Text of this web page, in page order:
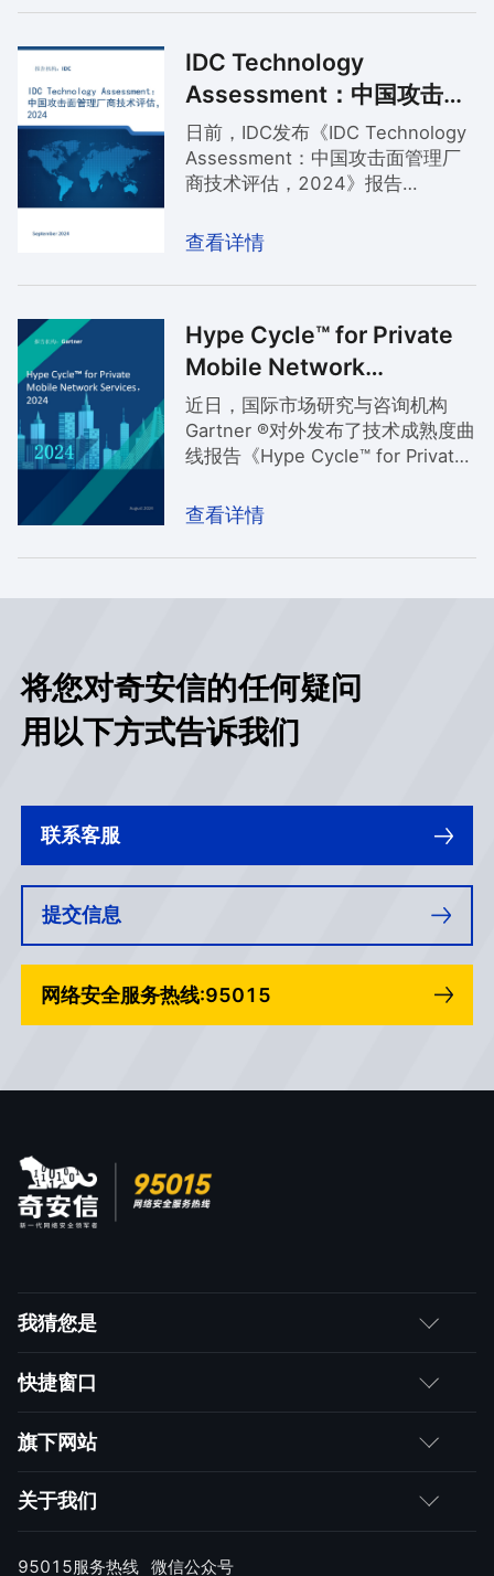
高价值的技术和实践，以保持组织
熟度曲线中，奇安信被列为10个关
键领域的代表供应商（Sample
IDC Technology
Assessment：中国攻击面
管理厂商技术评估，2024
日前，IDC发布《IDC Technology
Assessment：中国攻击面管理厂
商技术评估，2024》报告
9月），从网络资产攻击面管理
(CAASM)、外部攻击面管理、威胁
情报、入侵与攻击模拟（BAS）、
配、平台开放性7个维度进行评
估，奇安信凭借综合实力和技术优
查看详情
Hype Cycle™ for Private
Mobile Network
Services，2024
近日，国际市场研究与咨询机构
Gartner ®对外发布了技术成熟度曲
线报告《Hype Cycle™ for Private
2024》（《2024年私有移动网络
服务成熟度曲线》，后简称“报
告”）。奇安信入选为中国攻击面管
查看详情
将您对奇安信的任何疑问
用以下方式告诉我们
联系客服
提交信息
网络安全服务热线:95015
我猜您是
客户
合作伙伴
求职者
快捷窗口
如何购买
产品注册与激活
旗下网站
网神
关于我们
公司简介
95015服务热线 微信公众号